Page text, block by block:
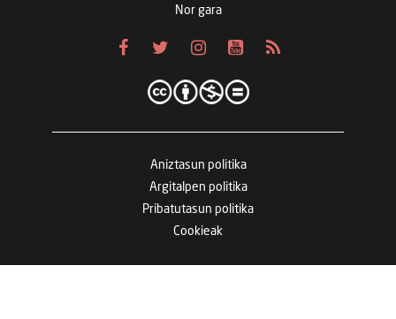
Nor gara
Aniztasun politika
Argitalpen politika
Pribatutasun politika
Cookieak